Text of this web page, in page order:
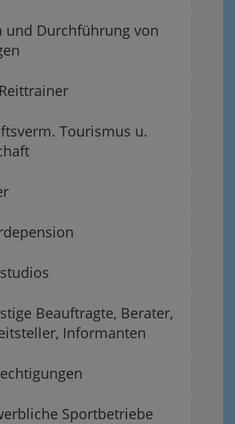
und Durchführung von
Tourismus u.
Beauftragte, Berater,
Informanten
Sportbetriebe